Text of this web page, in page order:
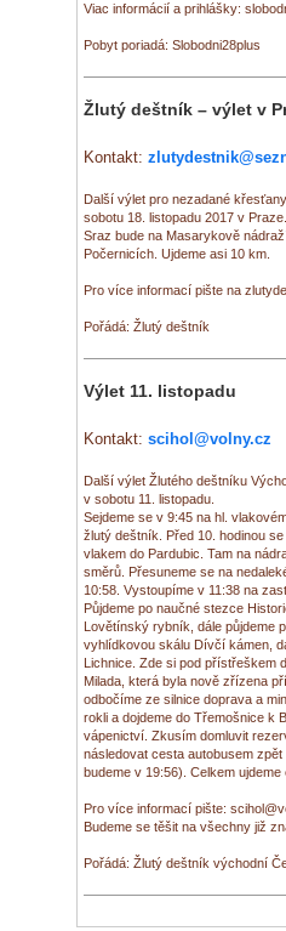
Viac informácií a prihlášky:
Pobyt poriadá: Slobodni28plus
Žlutý deštník – výlet v
Kontakt:
Další výlet pro nezadané
sobotu 18. listopadu 2017 v Praze.
Sraz bude na Masarykově
Počernicích. Ujdeme asi 10 km.
Pro více informací pište na
Pořádá: Žlutý deštník
Výlet 11. listopadu
Kontakt: scihol@volny.cz
Další výlet Žlutého deštníku
v sobotu 11. listopadu.
Sejdeme se v 9:45 na hl.
žlutý deštník. Před 10. hodinou
vlakem do Pardubic. Tam na
směrů. Přesuneme se na
10:58. Vystoupíme v 11:38 na
Půjdeme po naučné stezce
Lovětínský rybník, dále půjdeme
vyhlídkovou skálu Dívčí kámen,
Lichnice. Zde si pod přístřeškem
Milada, která byla nově zřízena
odbočíme ze silnice doprava a
rokli a dojdeme do Třemošnice k
vápenictví. Zkusím domluvit
následovat cesta autobusem
budeme v 19:56). Celkem ujdeme
Pro více informací pište:
Budeme se těšit na všechny již
Pořádá: Žlutý deštník východní